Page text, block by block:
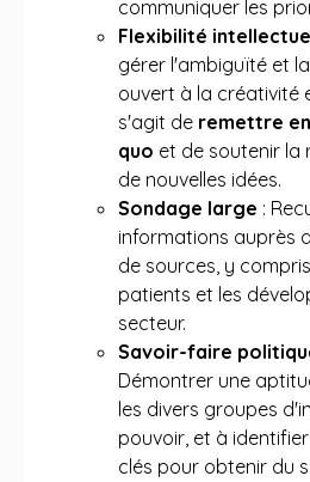
communiquer les
Flexibilité
gérer l'ambiguïté et
ouvert à la créativité
s'agit de remettre
quo et de soutenir la
de nouvelles idées.
Sondage large :
informations auprès
de sources, y
patients et les
secteur.
Savoir-faire
Démontrer une
les divers groupes
pouvoir, et à
clés pour obtenir du